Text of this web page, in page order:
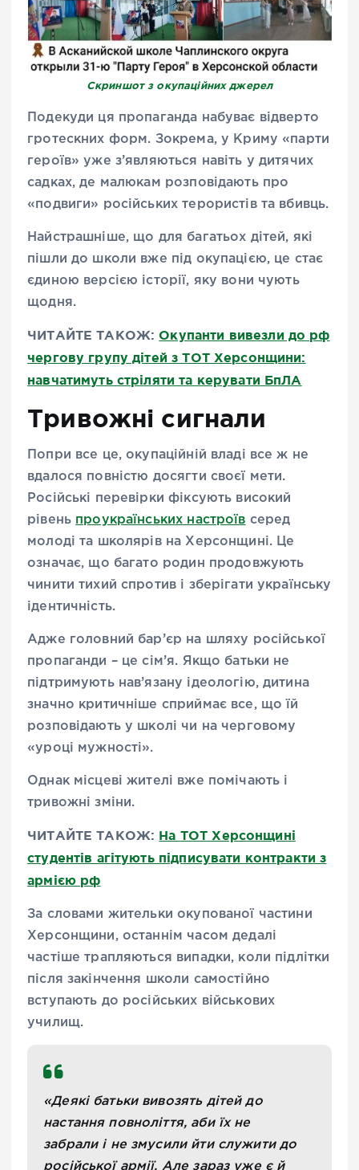
Скриншот з окупаційних джерел
Подекуди ця пропаганда набуває відверто
гротескних форм. Зокрема, у Криму «парти
героїв» уже з’являються навіть у дитячих
садках, де малюкам розповідають про
«подвиги» російських терористів та вбивць.
Найстрашніше, що для багатьох дітей, які
пішли до школи вже під окупацією, це стає
єдиною версією історії, яку вони чують
щодня.
ЧИТАЙТЕ ТАКОЖ:Окупанти вивезли до рф
чергову групу дітей з ТОТ Херсонщини:
навчатимуть стріляти та керувати БпЛА
Тривожні сигнали
Попри все це, окупаційній владі все ж не
вдалося повністю досягти своєї мети.
Російські перевірки фіксують високий
рівень проукраїнських настроїв серед
молоді та школярів на Херсонщині. Це
означає, що багато родин продовжують
чинити тихий спротив і зберігати українську
ідентичність.
Адже головний бар’єр на шляху російської
пропаганди – це сім’я. Якщо батьки не
підтримують нав’язану ідеологію, дитина
значно критичніше сприймає все, що їй
розповідають у школі чи на черговому
«уроці мужності».
Однак місцеві жителі вже помічають і
тривожні зміни.
ЧИТАЙТЕ ТАКОЖ: На ТОТ Херсонщині
студентів агітують підписувати контракти з
армією рф
За словами жительки окупованої частини
Херсонщини, останнім часом дедалі
частіше трапляються випадки, коли підлітки
після закінчення школи самостійно
вступають до російських військових
училищ.
«Деякі батьки вивозять дітей до
настання повноліття, аби їх не
забрали і не змусили йти служити до
російської армії. Але зараз уже є й